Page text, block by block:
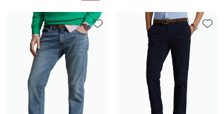
Toevoegen aan favorieten